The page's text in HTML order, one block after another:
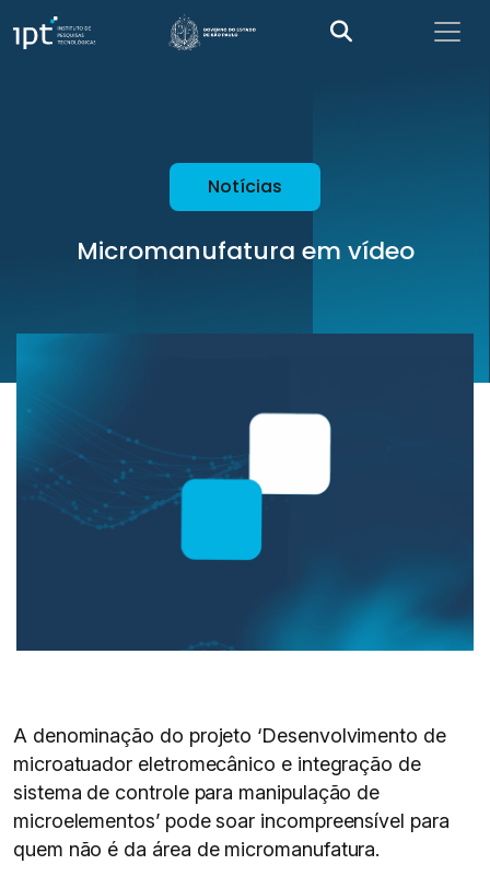
Notícias
Micromanufatura em vídeo
A denominação do projeto ‘Desenvolvimento de
microatuador eletromecânico e integração de
sistema de controle para manipulação de
microelementos’ pode soar incompreensível para
quem não é da área de micromanufatura.